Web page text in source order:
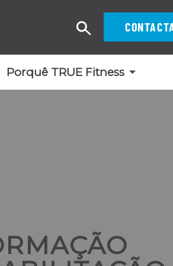
Porquê TRUE Fitness
Pesquisar